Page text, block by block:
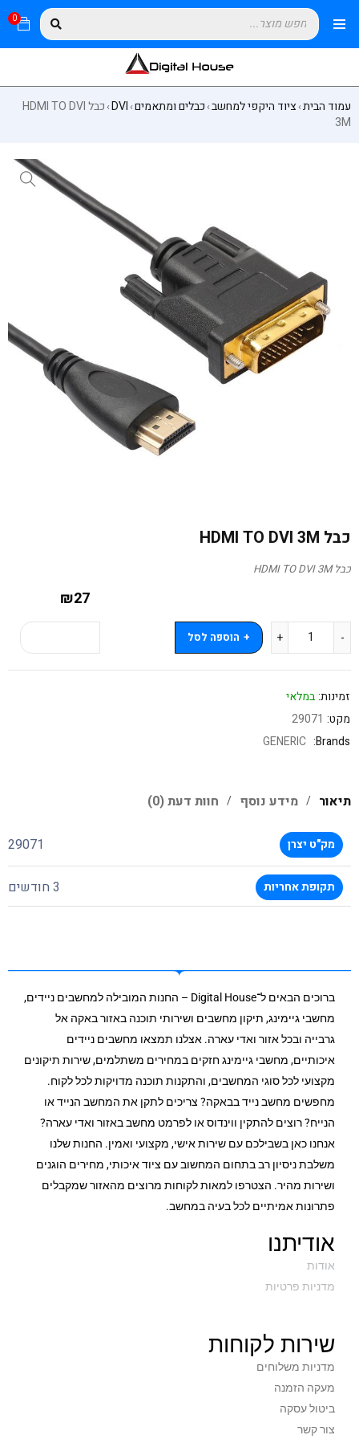
0
עמוד הבית›ציוד היקפי למחשב›כבלים ומתאמים›
DVI
›
כבל HDMI TO DVI
3M
כבל HDMI TO DVI 3M
כבל HDMI TO DVI 3M
₪27
הוספה לסל
זמינות:במלאי
מקט: 29071
Brands:
GENERIC
תיאור מידע נוסף חוות דעת (0)
מק"ט יצרן 29071
תקופת אחריות 3 חודשים
ברוכים הבאים ל־Digital House – החנות המובילה למחשבים ניידים,
מחשבי גיימינג, תיקון מחשבים ושירותי תוכנה באזור באקה אל
גרבייה ובכל אזור ואדי עארה. אצלנו תמצאו מחשבים ניידים
איכותיים, מחשבי גיימינג חזקים במחירים משתלמים, שירות תיקונים
מקצועי לכל סוגי המחשבים, והתקנות תוכנה מדויקות לכל לקוח.
מחפשים מחשב נייד בבאקה? צריכים לתקן את המחשב הנייד או
הנייח? רוצים להתקין ווינדוס או לפרמט מחשב באזור ואדי עארה?
אנחנו כאן בשבילכם עם שירות אישי, מקצועי ואמין. החנות שלנו
משלבת ניסיון רב בתחום המחשוב עם ציוד איכותי, מחירים הוגנים
ושירות מהיר. הצטרפו למאות לקוחות מרוצים מהאזור שמקבלים
פתרונות אמיתיים לכל בעיה במחשב.
אודיתנו
אודות
מדניות פרטיות
שירות לקוחות
מדניות משלוחים
מעקה הזמנה
ביטול עסקה
צור קשר